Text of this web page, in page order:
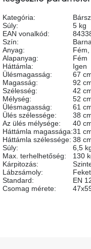
Színes
tér
Woodman
kedvezményesen
Anyák
napja
Egy
étkező,
amely
szórakoztat!
A
8.
születésnap
megünneplése
Kategória:
Súly:
5 kg
EAN vonalkód:
Szín:
Barna
Anyag: Fém
Alapanyag:
Fém
Háttámla:
Igen
Ülésmagasság:
67
Magasság:
92
Szélesség:
42
Mélység:
52
Ülésmagasság:
61
Ülés szélessége:
38
Az ülés mélysége:
40
Háttámla magassága:31
Háttámla szélessége: 38
Súly:
6,5
Max. terhelhetőség:
130
Kárpitozás:
Lábzsámoly:
Standard:
EN
Csomag mérete: